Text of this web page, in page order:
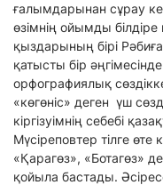
ғалымдарынан
өзімнің ойымды
қыздарының бірі
қатысты бір
орфографиялық
«көгөніс» деген үш
кіргізуімнің себебі
Мүсіреповтер тілге өте
«Қарагөз», «Ботагөз»
қойыла бастады.